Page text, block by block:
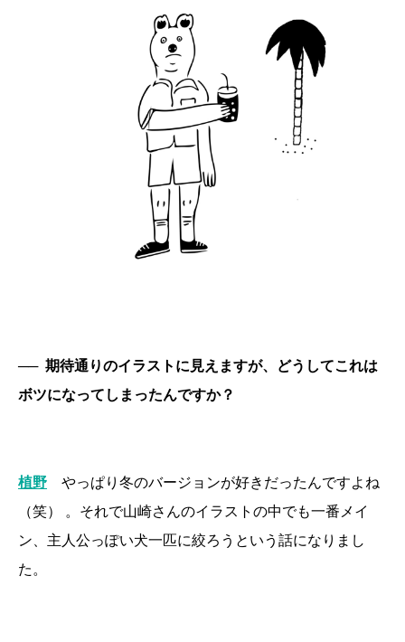
── 期待通りのイラストに見えますが、どうしてこれは
ボツになってしまったんですか？
植野
やっぱり冬のバージョンが好きだったんですよね
（笑） 。それで山崎さんのイラストの中でも一番メイ
ン、主人公っぽい犬一匹に絞ろうという話になりまし
た。